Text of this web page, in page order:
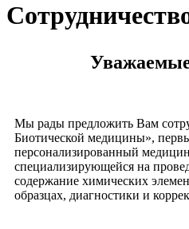
Мы рады предложить Вам
Биотической медицины»,
персонализированный
специализирующейся на
содержание химических
образцах, диагностики и